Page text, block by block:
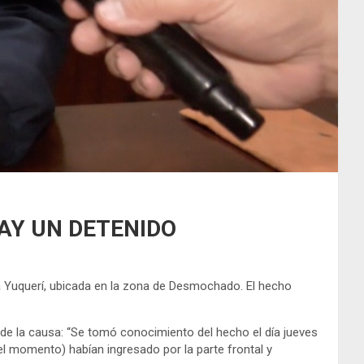
UN DETENIDO
ubicada en la zona de Desmochado. El hecho
la causa: “Se tomó conocimiento del hecho el día jueves
momento) habían ingresado por la parte frontal y